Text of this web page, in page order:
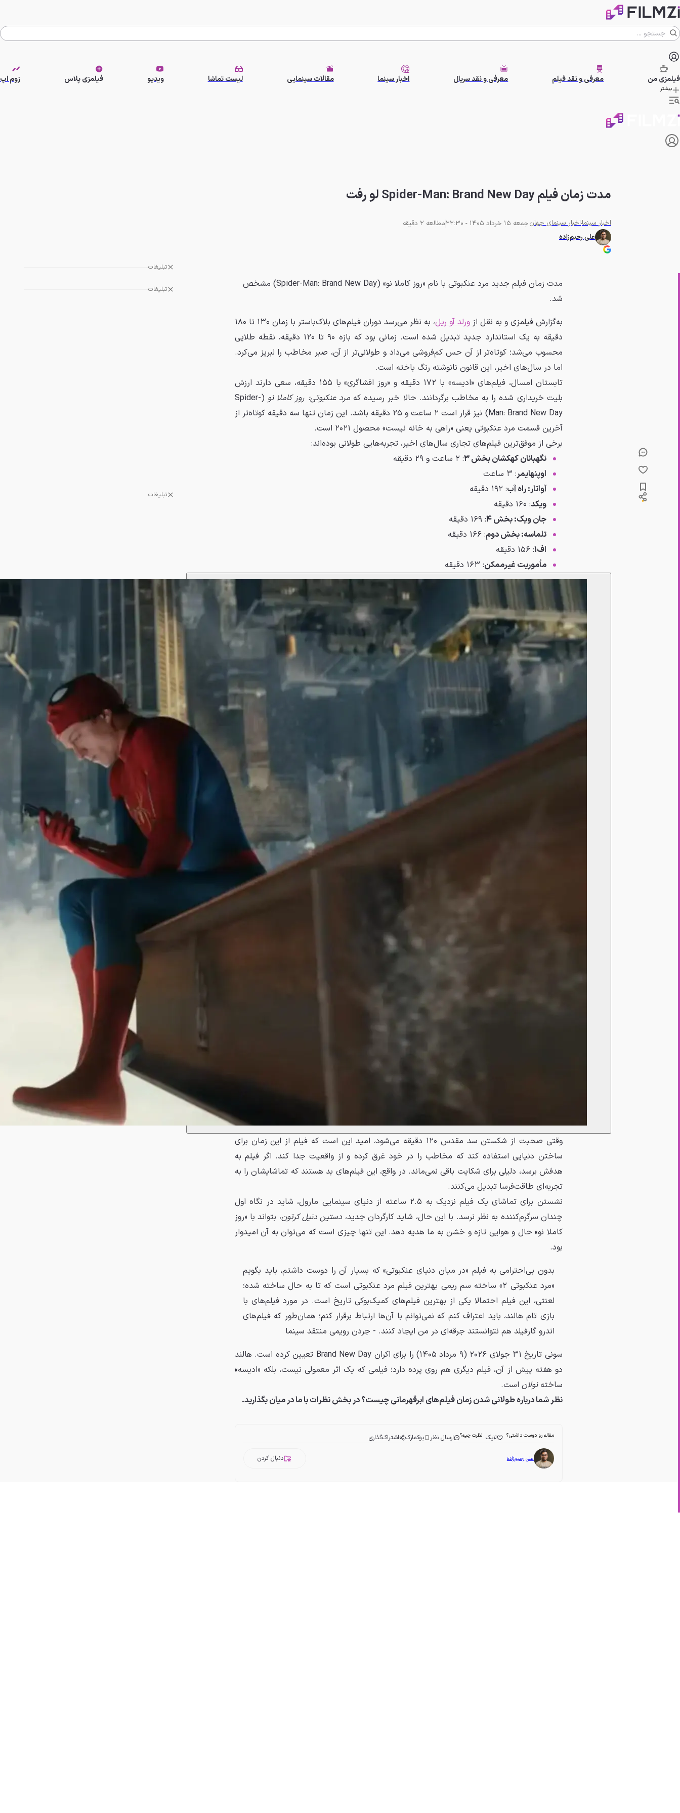
فیلمزیمن معرفی و نقد فیلم معرفی و نقد سریال اخبار سینما مقالات سینمایی لیست تماشا ویدیو فیلمزی پلاس زوم اپ
بیشتر
مدت زمان فیلم Spider-Man: Brand New Day لو رفت
اخبار سینمااخبار سینمای جهانجمعه 15 خرداد 1405 - 22:30
مطالعه 2 دقیقه
علی رحیم‌زاده
تبلیغات
تبلیغات
تبلیغات
مدت زمان فیلم جدید مرد عنکبوتی با نام «روز کاملا نو» (Spider-Man: Brand New Day) مشخص
شد.
به‌گزارش فیلمزی و به نقل ازورلد آو ریل
، به نظر می‌رسد دوران فیلم‌های بلاک‌باستر با زمان ۱۳۰ تا ۱۸۰
دقیقه به یک استاندارد جدید تبدیل شده است. زمانی بود که بازه ۹۰ تا ۱۲۰ دقیقه، نقطه طلایی
محسوب می‌شد؛ کوتاه‌تر از آن حس کم‌فروشی می‌داد و طولانی‌تر از آن، صبر مخاطب را لبریز می‌کرد.
اما در سال‌های اخیر، این قانون نانوشته رنگ باخته است.
تابستان امسال، فیلم‌های «ادیسه» با ۱۷۲ دقیقه و «روز افشاگری» با ۱۵۵ دقیقه، سعی دارند ارزش
بلیت خریداری شده را به مخاطب برگردانند. حالا خبر رسیده کهمرد عنکبوتی: روز کاملا نو
(Spider-
Man: Brand New Day) نیز قرار است ۲ ساعت و ۲۵ دقیقه باشد. این زمان تنها سه دقیقه کوتاه‌تر از
آخرین قسمت مرد عنکبوتی یعنی «راهی به خانه نیست» محصول ۲۰۲۱ است.
برخی از موفق‌ترین فیلم‌های تجاری سال‌های اخیر، تجربه‌هایی طولانی بوده‌اند:
نگهبانان کهکشان بخش ۳ : ۲ ساعت و ۲۹ دقیقه
اوپنهایمر: ۳ ساعت
آواتار: راه آب: ۱۹۲ دقیقه
ویکد: ۱۶۰ دقیقه
جان ویک: بخش ۴ : ۱۶۹ دقیقه
تلماسه: بخش دوم: ۱۶۶ دقیقه
اف۱ : ۱۵۶ دقیقه
مأموریت غیرممکن: ۱۶۳ دقیقه
وقتی صحبت از شکستن سد مقدس ۱۲۰ دقیقه می‌شود، امید این است که فیلم از این زمان برای
ساختن دنیایی استفاده کند که مخاطب را در خود غرق کرده و از واقعیت جدا کند. اگر فیلم به
هدفش برسد، دلیلی برای شکایت باقی نمی‌ماند. در واقع، این فیلم‌های بد هستند که تماشایشان را به
تجربه‌ای طاقت‌فرسا تبدیل می‌کنند.
نشستن برای تماشای یک فیلم نزدیک به ۲.۵ ساعته از دنیای سینمایی مارول، شاید در نگاه اول
چندان سرگرم‌کننده به نظر نرسد. با این حال، شاید کارگردان جدید، دستین دنیل کرتون، بتواند با «روز
کاملا نو» حال و هوایی تازه و خشن به ما هدیه دهد. این تنها چیزی است که می‌توان به آن امیدوار
بود.
بدون بی‌احترامی به فیلم «در میان دنیای عنکبوتی» که بسیار آن را دوست داشتم، باید بگویم
«مرد عنکبوتی ۲» ساخته سم ریمی بهترین فیلم مرد عنکبوتی است که تا به حال ساخته شده؛
لعنتی، این فیلم احتمالا یکی از بهترین فیلم‌های کمیک‌بوکی تاریخ است. در مورد فیلم‌های با
بازی تام هالند، باید اعتراف کنم که نمی‌توانم با آن‌ها ارتباط برقرار کنم؛ همان‌طور که فیلم‌های
اندرو گارفیلد هم نتوانستند جرقه‌ای در من ایجاد کنند. - جردن رویمی منتقد سینما
سونی تاریخ ۳۱ جولای ۲۰۲۶ (۹ مرداد ۱۴۰۵) را برای اکران Brand New Day تعیین کرده است. هالند
دو هفته پیش از آن، فیلم دیگری هم روی پرده دارد؛ فیلمی که یک اثر معمولی نیست، بلکه «ادیسه»
ساختهنولان است.
نظر شما درباره طولانی شدن زمان فیلم‌های ابرقهرمانی چیست؟ در بخش نظرات با ما در میان بگذارید.
مقاله رو دوست داشتی؟ لایک نظرت چیه؟ ارسال نظر بوکمارک اشتراک‌گذاری
علی رحیم‌زاده دنبال کردن